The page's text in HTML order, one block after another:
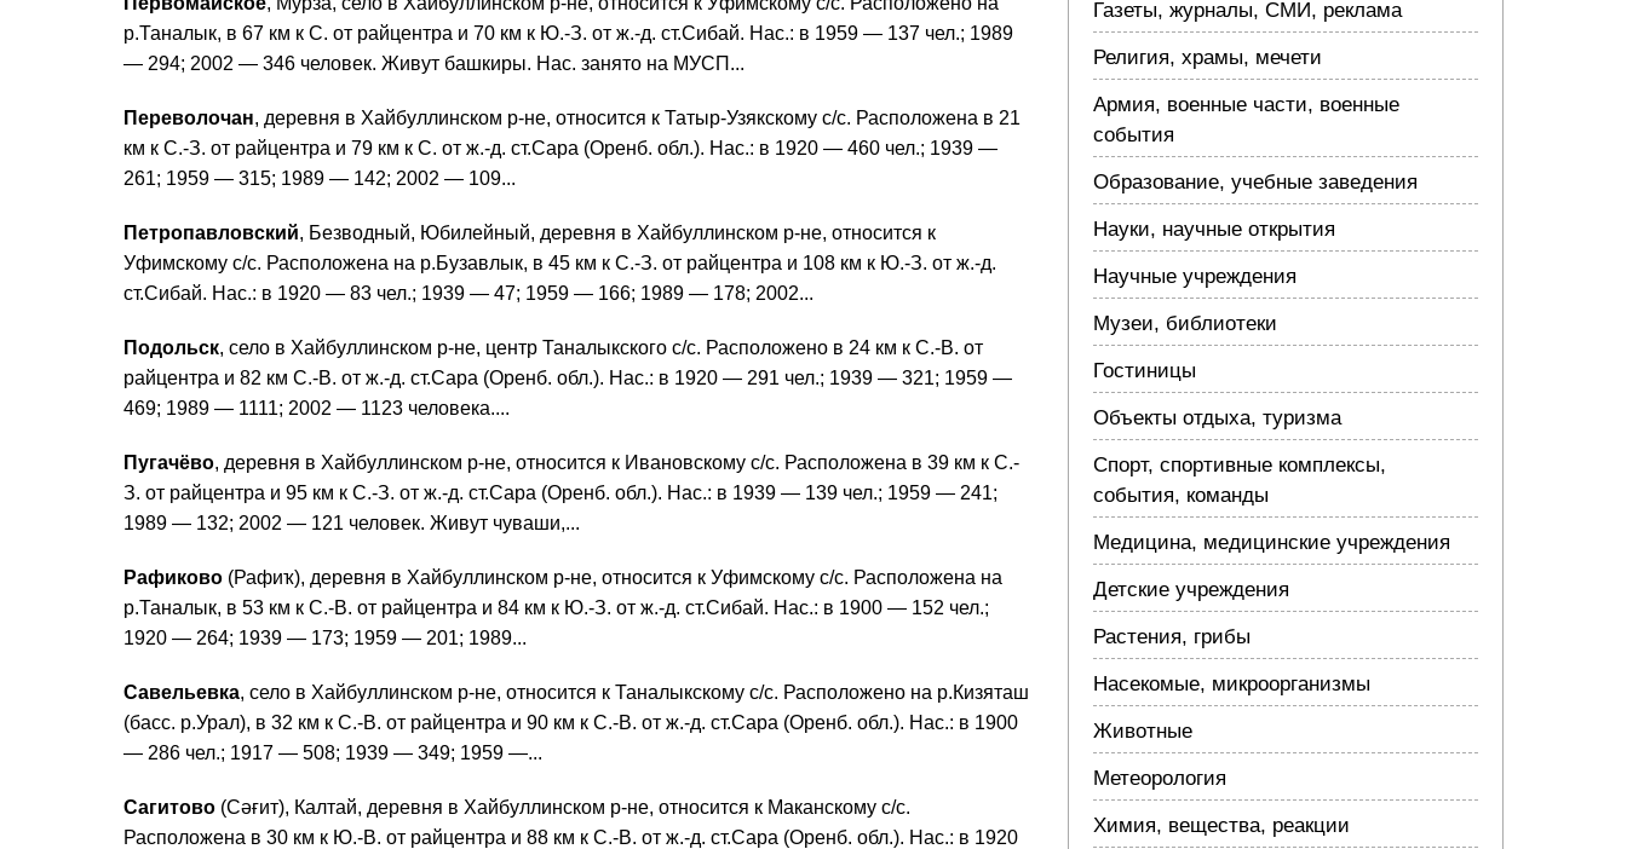
р.Таналык, в 67 км к С. от райцентра и 70 км к Ю.-З. от ж.-д. ст.Сибай. Нас.: в 1959 — 137 чел.; 1989
— 294; 2002 — 346 человек. Живут башкиры. Нас. занято на МУСП...
Переволочан, деревня в Хайбуллинском р-не, относится к Татыр-Узякскому с/с. Расположена в 21
км к С.-З. от райцентра и 79 км к С. от ж.-д. ст.Сара (Оренб. обл.). Нас.: в 1920 — 460 чел.; 1939 —
261; 1959 — 315; 1989 — 142; 2002 — 109...
Петропавловский, Безводный, Юбилейный, деревня в Хайбуллинском р-не, относится к
Уфимскому с/с. Расположена на р.Бузавлык, в 45 км к С.-З. от райцентра и 108 км к Ю.-З. от ж.-д.
ст.Сибай. Нас.: в 1920 — 83 чел.; 1939 — 47; 1959 — 166; 1989 — 178; 2002...
Подольск, село в Хайбуллинском р-не, центр Таналыкского с/с. Расположено в 24 км к С.-В. от
райцентра и 82 км С.-В. от ж.-д. ст.Сара (Оренб. обл.). Нас.: в 1920 — 291 чел.; 1939 — 321; 1959 —
469; 1989 — 1111; 2002 — 1123 человека....
Пугачёво, деревня в Хайбуллинском р-не, относится к Ивановскому с/с. Расположена в 39 км к С.-
З. от райцентра и 95 км к С.-З. от ж.-д. ст.Сара (Оренб. обл.). Нас.: в 1939 — 139 чел.; 1959 — 241;
1989 — 132; 2002 — 121 человек. Живут чуваши,...
Рафиково (Рафиҡ), деревня в Хайбуллинском р-не, относится к Уфимскому с/с. Расположена на
р.Таналык, в 53 км к С.-В. от райцентра и 84 км к Ю.-З. от ж.-д. ст.Сибай. Нас.: в 1900 — 152 чел.;
1920 — 264; 1939 — 173; 1959 — 201; 1989...
Савельевка, село в Хайбуллинском р-не, относится к Таналыкскому с/с. Расположено на р.Кизяташ
(басс. р.Урал), в 32 км к С.-В. от райцентра и 90 км к С.-В. от ж.-д. ст.Сара (Оренб. обл.). Нас.: в 1900
— 286 чел.; 1917 — 508; 1939 — 349; 1959 —...
Сагитово (Сәғит), Калтай, деревня в Хайбуллинском р-не, относится к Маканскому с/с.
Расположена в 30 км к Ю.-В. от райцентра и 88 км к С.-В. от ж.-д. ст.Сара (Оренб. обл.). Нас.: в 1920
Газеты, журналы, СМИ, реклама
Религия, храмы, мечети
Армия, военные части, военные
события
Образование, учебные заведения
Науки, научные открытия
Научные учреждения
Музеи, библиотеки
Гостиницы
Объекты отдыха, туризма
Спорт, спортивные комплексы,
события, команды
Медицина, медицинские учреждения
Детские учреждения
Растения, грибы
Насекомые, микроорганизмы
Животные
Метеорология
Химия, вещества, реакции